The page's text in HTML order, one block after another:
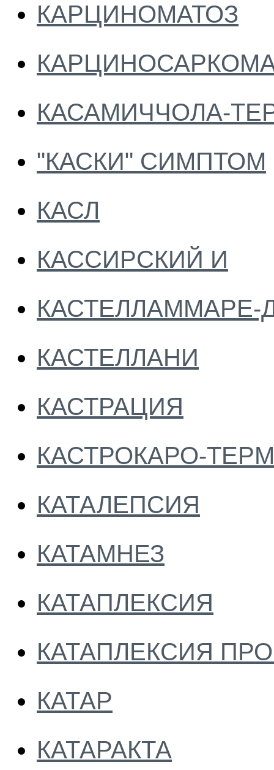
КАРЦИНОМАТОЗ
КАСАМИЧЧОЛА-
"КАСКИ" СИМПТОМ
КАСЛ
КАССИРСКИЙ И
КАСТЕЛЛАММАРЕ-
КАСТЕЛЛАНИ
КАСТРАЦИЯ
КАСТРОКАРО-
КАТАЛЕПСИЯ
КАТАМНЕЗ
КАТАПЛЕКСИЯ
КАТАПЛЕКСИЯ
КАТАР
КАТАРАКТА